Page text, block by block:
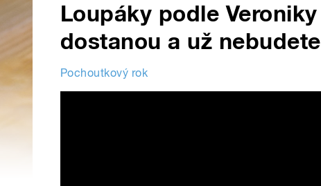
Loupáky podle
dostanou a už
Pochoutkový rok